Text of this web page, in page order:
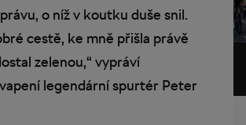
o níž v koutku duše snil.
cestě, ke mně přišla právě
zelenou,“ vypráví
legendární spurtér Peter